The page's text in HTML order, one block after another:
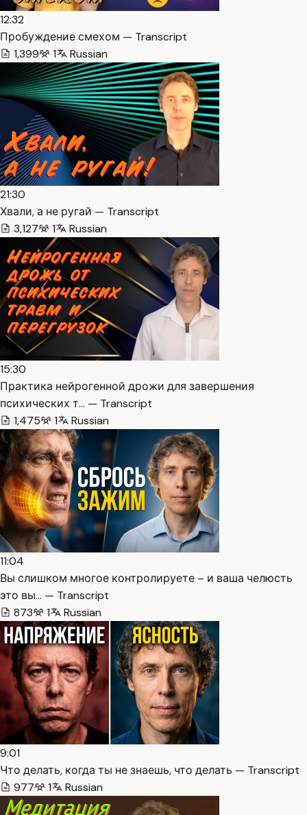
12:32
Пробуждение смехом — Transcript
1,399
1 Russian
21:30
Хвали, а не ругай — Transcript
3,127
1 Russian
15:30
Практика нейрогенной дрожи для завершения
психических т… — Transcript
1,475
1 Russian
11:04
Вы слишком многое контролируете – и ваша челюсть
это вы… — Transcript
873
1 Russian
9:01
Что делать, когда ты не знаешь, что делать — Transcript
977
1 Russian